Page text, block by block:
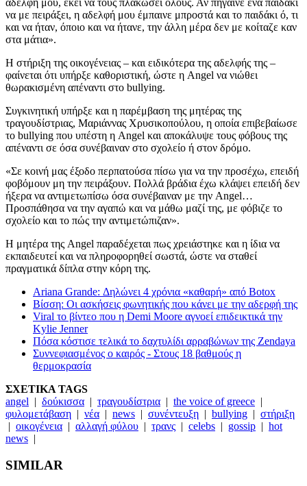
αδελφή μου, εκεί να τους πλακώσει όλους. Αν πήγαινε ένα παιδάκι
να με πειράξει, η αδελφή μου έμπαινε μπροστά και το παιδάκι ό, τι
και να ήταν, όποιο και να ήτανε, την άλλη μέρα δεν με κοίταζε καν
στα μάτια».
Η στήριξη της οικογένειας – και ειδικότερα της αδελφής της –
φαίνεται ότι υπήρξε καθοριστική, ώστε η Angel να νιώθει
θωρακισμένη απέναντι στο bullying.
Συγκινητική υπήρξε και η παρέμβαση της μητέρας της
τραγουδίστριας, Μαριάννας Χρυσικοπούλου, η οποία επιβεβαίωσε
το bullying που υπέστη η Angel και αποκάλυψε τους φόβους της
απέναντι σε όσα συνέβαιναν στο σχολείο ή στον δρόμο.
«Σε κοινή μας έξοδο περπατούσα πίσω για να την προσέχω, επειδή
φοβόμουν μη την πειράξουν. Πολλά βράδια έχω κλάψει επειδή δεν
ήξερα να αντιμετωπίσω όσα συνέβαιναν με την Angel…
Προσπάθησα να την αγαπώ και να μάθω μαζί της, με φόβιζε το
σχολείο και το πώς την αντιμετώπιζαν».
Η μητέρα της Angel παραδέχεται πως χρειάστηκε και η ίδια να
εκπαιδευτεί και να πληροφορηθεί σωστά, ώστε να σταθεί
πραγματικά δίπλα στην κόρη της.
Ariana Grande: Δηλώνει 4 χρόνια «καθαρή» από Botox
Βίσση: Οι ασκήσεις φωνητικής που κάνει με την αδερφή της
Viral το βίντεο που η Demi Moore αγνοεί επιδεικτικά την
Kylie Jenner
Πόσα κόστισε τελικά το δαχτυλίδι αρραβώνων της Zendaya
Συννεφιασμένος ο καιρός - Στους 18 βαθμούς η
θερμοκρασία
ΣΧΕΤΙΚΑ TAGS
angel | δούκισσα | τραγουδίστρια | the voice of greece |
φυλομετάβαση | νέα | news | συνέντευξη | bullying | στήριξη
| οικογένεια | αλλαγή φύλου | τρανς | celebs | gossip | hot
news |
SIMILAR